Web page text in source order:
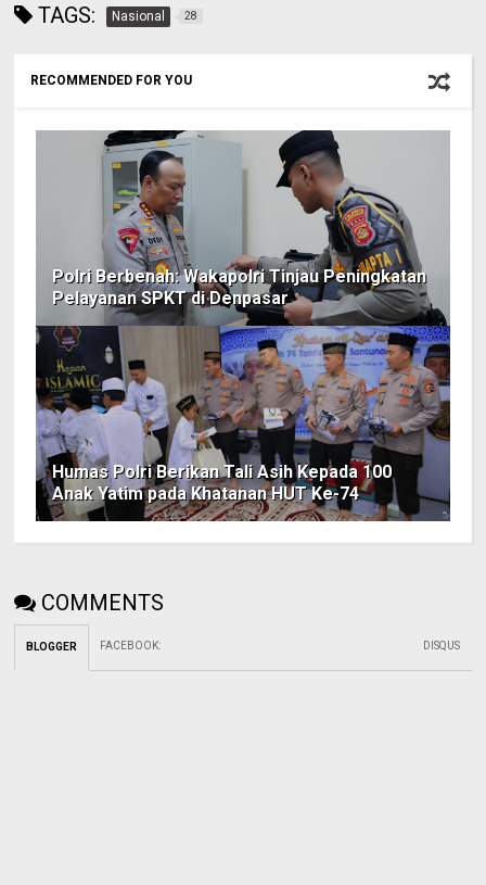
TAGS: Nasional 28
RECOMMENDED FOR YOU
Polri Berbenah: Wakapolri Tinjau Peningkatan
Pelayanan SPKT di Denpasar
Humas Polri Berikan Tali Asih Kepada 100
Anak Yatim pada Khatanan HUT Ke-74
COMMENTS
BLOGGER FACEBOOK: DISQUS